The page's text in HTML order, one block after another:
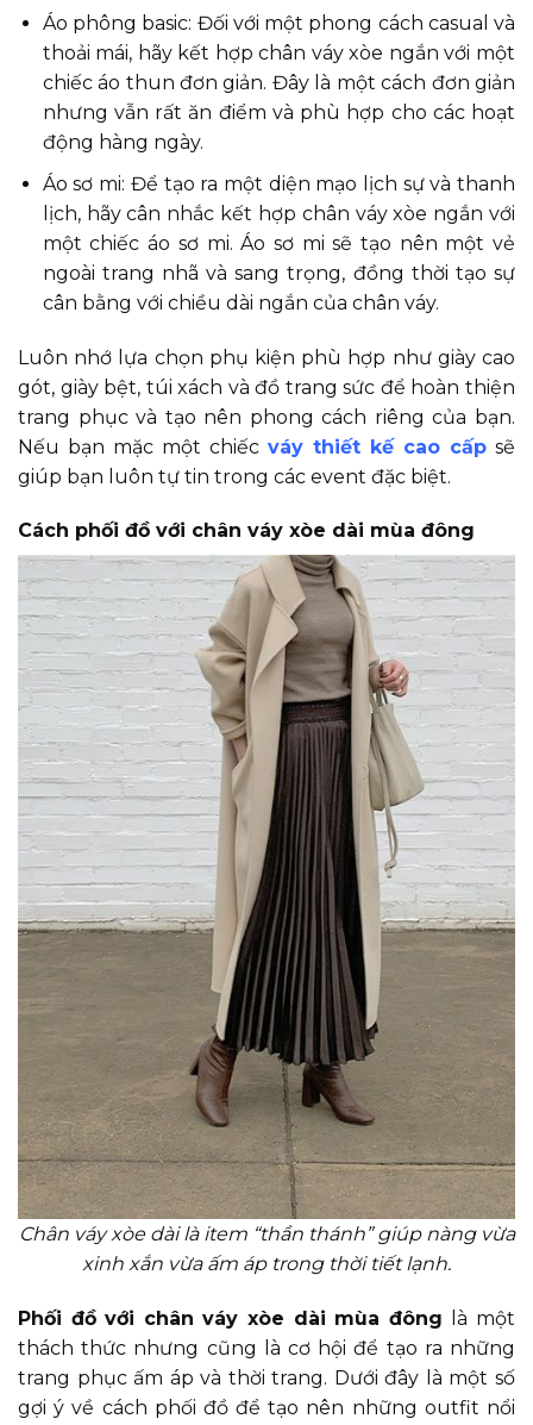
Áo phông basic: Đối với một phong cách casual và
thoải mái, hãy kết hợp chân váy xòe ngắn với một
chiếc áo thun đơn giản. Đây là một cách đơn giản
nhưng vẫn rất ăn điểm và phù hợp cho các hoạt
động hàng ngày.
Áo sơ mi: Để tạo ra một diện mạo lịch sự và thanh
lịch, hãy cân nhắc kết hợp chân váy xòe ngắn với
một chiếc áo sơ mi. Áo sơ mi sẽ tạo nên một vẻ
ngoài trang nhã và sang trọng, đồng thời tạo sự
cân bằng với chiều dài ngắn của chân váy.
Luôn nhớ lựa chọn phụ kiện phù hợp như giày cao
gót, giày bệt, túi xách và đồ trang sức để hoàn thiện
trang phục và tạo nên phong cách riêng của bạn.
Nếu bạn mặc một chiếc váy thiết kế cao cấp sẽ
giúp bạn luôn tự tin trong các event đặc biệt.
Cách phối đồ với chân váy xòe dài mùa đông
Chân váy xòe dài là item “thần thánh” giúp nàng vừa
xinh xắn vừa ấm áp trong thời tiết lạnh.
Phối đồ với chân váy xòe dài mùa đông
là một
thách thức nhưng cũng là cơ hội để tạo ra những
trang phục ấm áp và thời trang. Dưới đây là một số
gợi ý về cách phối đồ để tạo nên những outfit nổi